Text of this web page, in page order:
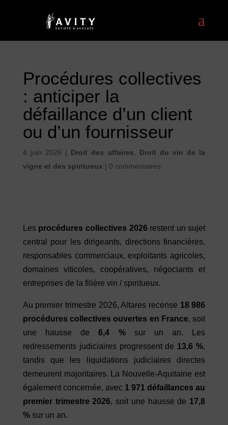
Procédures collectives
: anticiper la
défaillance d’un client
ou d’un fournisseur
4 juin 2026 | Droit des affaires
Droit du vin de la
vigne et des spiritueux | 0 commentaires
Les procédures collectives 2026 restent un sujet
central pour les dirigeants, directions financières,
responsables commerciaux, exploitants agricoles,
domaines viticoles, coopératives, négociants et
entreprises de la filière vin / spiritueux.
Au premier trimestre 2026, Altares recense 18 986
procédures collectives ouvertes en France, soit
une hausse de6,4 %sur un an. Les
redressements judiciaires progressent de 13,6 %,
tandis que les liquidations judiciaires directes
demeurent majoritaires. La Nouvelle-Aquitaine est
également concernée, avec 1 971 défaillances au
premier trimestre 2026, soit une hausse de 17,8
%sur un an.